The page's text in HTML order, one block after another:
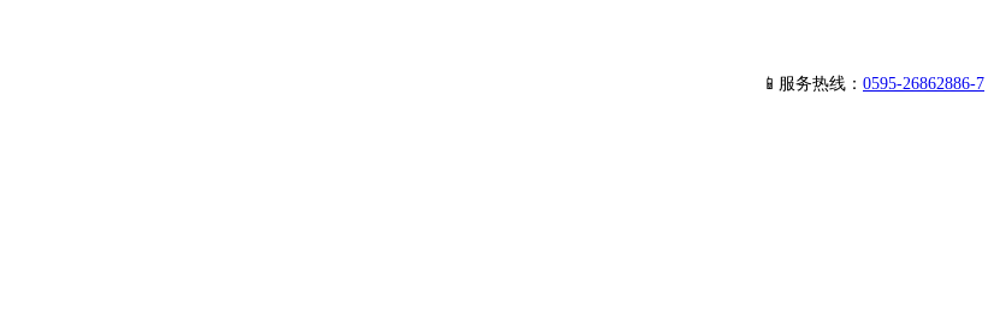
📱服务热线： 0595-26862886-7